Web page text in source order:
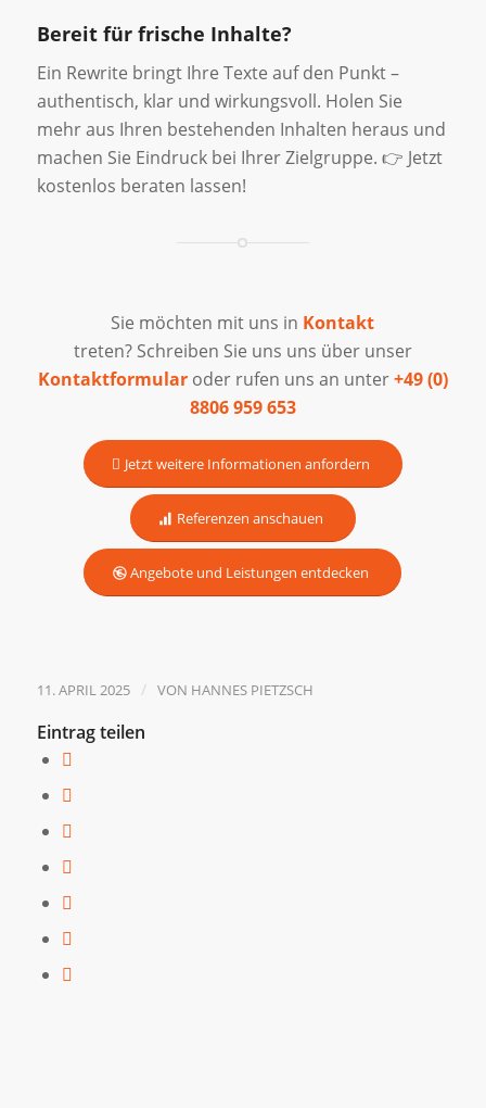
Bereit für frische Inhalte?
Ein Rewrite bringt Ihre Texte auf den Punkt –
authentisch, klar und wirkungsvoll. Holen Sie
mehr aus Ihren bestehenden Inhalten heraus und
machen Sie Eindruck bei Ihrer Zielgruppe. 👉 Jetzt
kostenlos beraten lassen!
Sie möchten mit uns in Kontakt
treten? Schreiben Sie uns uns über unser
Kontaktformular oder rufen uns an unter+49 (0)
8806 959 653
Jetzt weitere Informationen anfordern
Referenzen anschauen
Angebote und Leistungen entdecken
11. APRIL 2025 / VON HANNES PIETZSCH
Eintrag teilen